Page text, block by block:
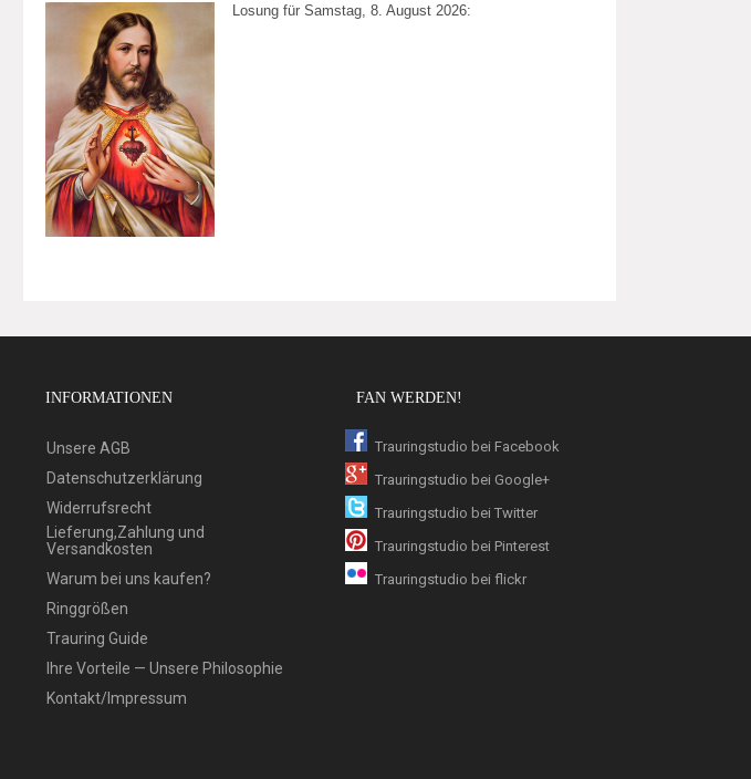
Losung für Samstag, 8. August 2026:
INFORMATIONEN
Unsere AGB
Datenschutzerklärung
Widerrufsrecht
Lieferung,Zahlung und
Versandkosten
Warum bei uns kaufen?
Ringgrößen
Trauring Guide
Ihre Vorteile — Unsere Philosophie
Kontakt/Impressum
FAN WERDEN!
Trauringstudio bei Facebook
Trauringstudio bei Google+
Trauringstudio bei Twitter
Trauringstudio bei Pinterest
Trauringstudio bei flickr